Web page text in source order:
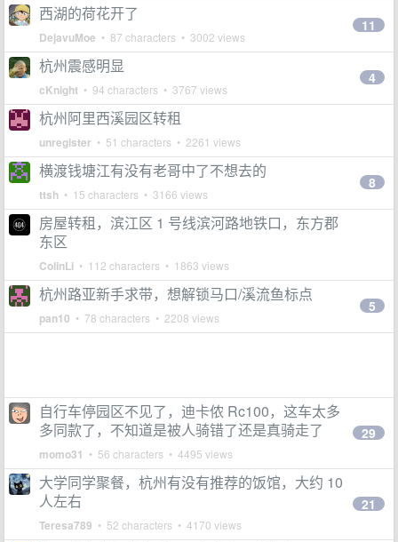
西湖的荷花开了
DejavuMoe • 87 characters • 3002 views
11
杭州震感明显
cKnight • 94 characters • 3767 views
4
杭州阿里西溪园区转租
unregister • 51 characters • 2261 views
横渡钱塘江有没有老哥中了不想去的
ttsh • 15 characters • 3166 views
8
房屋转租，滨江区 1 号线滨河路地铁口，东方郡
东区
ColinLi • 112 characters • 1863 views
杭州路亚新手求带，想解锁马口/溪流鱼标点
pan10 • 78 characters • 2208 views
5
自行车停园区不见了，迪卡侬 Rc100，这车太多
多同款了，不知道是被人骑错了还是真骑走了
momo31 • 56 characters • 4495 views
29
大学同学聚餐，杭州有没有推荐的饭馆，大约 10
人左右
Teresa789 • 52 characters • 4170 views
21